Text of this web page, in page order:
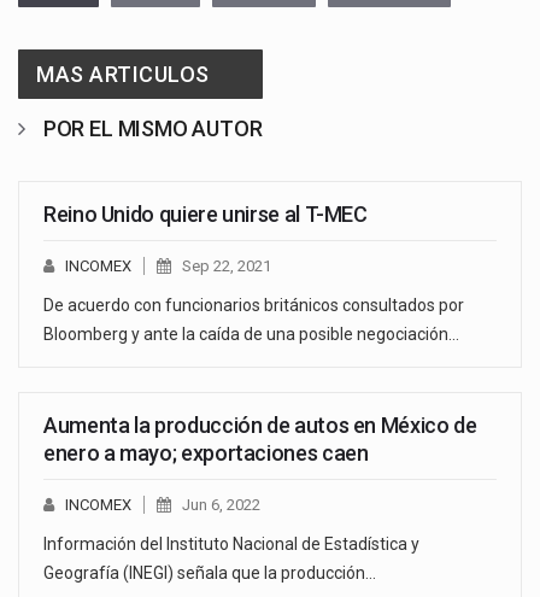
MAS ARTICULOS
POR EL MISMO AUTOR
Reino Unido quiere unirse al T-MEC
INCOMEX Sep 22, 2021
De acuerdo con funcionarios británicos consultados por
Bloomberg y ante la caída de una posible negociación…
Aumenta la producción de autos en México de
enero a mayo; exportaciones caen
INCOMEX Jun 6, 2022
Información del Instituto Nacional de Estadística y
Geografía (INEGI) señala que la producción…